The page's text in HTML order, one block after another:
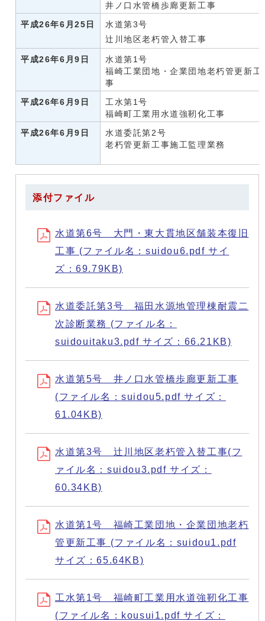
井ノ口水管橋歩廊更新工事
平成26年6月25日
水道第3号
辻川地区老朽管入替工事
平成26年6月9日
水道第1号
福崎工業団地・企業団地老朽管更新工
事
平成26年6月9日
工水第1号
福崎町工業用水道強靭化工事
平成26年6月9日
水道委託第2号
老朽管更新工事施工監理業務
添付ファイル
水道第6号 大門・東大貫地区舗装本復旧
工事 (ファイル名：suidou6.pdf サイ
ズ：69.79KB)
水道委託第3号 福田水源地管理棟耐震二
次診断業務 (ファイル名：
suidouitaku3.pdf サイズ：66.21KB)
水道第5号 井ノ口水管橋歩廊更新工事
(ファイル名：suidou5.pdf サイズ：
61.04KB)
水道第3号 辻川地区老朽管入替工事(フ
ァイル名：suidou3.pdf サイズ：
60.34KB)
水道第1号 福崎工業団地・企業団地老朽
管更新工事 (ファイル名：suidou1.pdf
サイズ：65.64KB)
工水第1号 福崎町工業用水道強靭化工事
(ファイル名：kousui1.pdf サイズ：